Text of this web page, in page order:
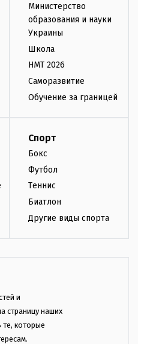
Министерство
образования и науки
Украины
Школа
НМТ 2026
Саморазвитие
Обучение за границей
Спорт
Бокс
Футбол
Теннис
Биатлон
Другие виды спорта
и
страницу наших
которые